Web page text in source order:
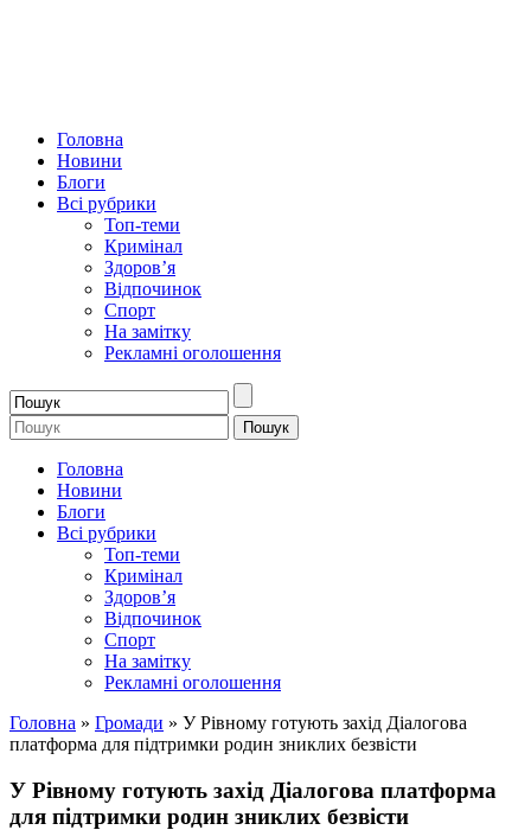
Головна
Новини
Блоги
Всі рубрики
Топ-теми
Кримінал
Здоров’я
Відпочинок
Спорт
На замітку
Рекламні оголошення
Головна
Новини
Блоги
Всі рубрики
Топ-теми
Кримінал
Здоров’я
Відпочинок
Спорт
На замітку
Рекламні оголошення
Головна » Громади » У Рівному готують захід Діалогова
платформа для підтримки родин зниклих безвісти
У Рівному готують захід Діалогова платформа
для підтримки родин зниклих безвісти